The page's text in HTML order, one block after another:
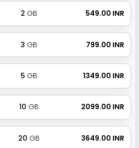
2 GB ₹ 549.00 INR
3 GB ₹ 799.00 INR
5 GB ₹ 1349.00 INR
10 GB ₹ 2099.00 INR
20 GB ₹ 3649.00 INR